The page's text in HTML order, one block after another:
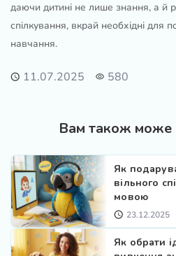
даючи дитині не лише знання, а й
спілкування, вкрай необхідні для
навчання.
11.07.2025 580
Вам також може
Як
вільного
мовою
23.12.2025
Як обрати